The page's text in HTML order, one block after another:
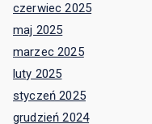
czerwiec 2025
maj 2025
marzec 2025
luty 2025
styczeń 2025
grudzień 2024